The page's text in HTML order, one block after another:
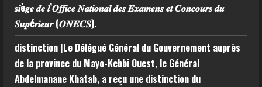
𝒔𝒊è𝒈𝒆 𝒅𝒆 𝒍’𝑶𝒇𝒇𝒊𝒄𝒆 𝑵𝒂𝒕𝒊𝒐𝒏𝒂𝒍 𝒅𝒆𝒔 𝑬𝒙𝒂𝒎𝒆𝒏𝒔 𝒆𝒕 𝑪𝒐𝒏𝒄𝒐𝒖𝒓𝒔 𝒅𝒖
𝑺𝒖𝒑é𝒓𝒊𝒆𝒖𝒓 (𝑶𝑵𝑬𝑪𝑺).
distinction |Le Délégué Général du Gouvernement auprès
de la province du Mayo-Kebbi Ouest, le Général
Abdelmanane Khatab, a reçu une distinction du